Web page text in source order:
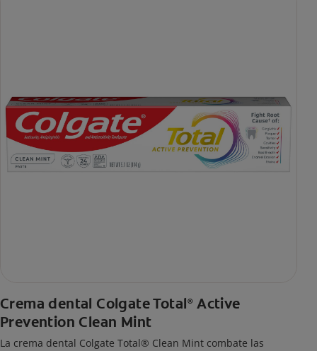
Crema dental Colgate Total® Active
Prevention Clean Mint
La crema dental Colgate Total® Clean Mint combate las